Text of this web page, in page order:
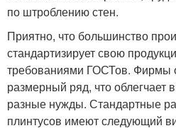
по штроблению стен.
Приятно, что большинство
стандартизирует свою
требованиями ГОСТов. Фирмы
размерный ряд, что облегчает
разные нужды. Стандартные
плинтусов имеют следующий